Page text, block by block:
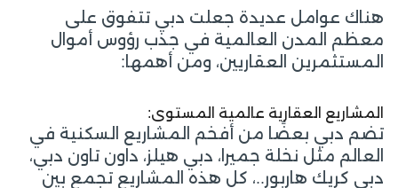
هناك عوامل عديدة جعلت دبي تتفوق على
معظم المدن العالمية في جذب رؤوس أموال
المستثمرين العقاريين، ومن أهمها:
المشاريع العقارية عالمية المستوى:
تضم دبي بعضًا من أفخم المشاريع السكنية في
العالم مثل نخلة جميرا، دبي هيلز، داون تاون دبي،
دبي كريك هاربور..، كل هذه المشاريع تجمع بين